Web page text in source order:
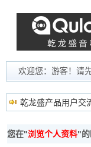
欢迎您：游客！请
乾龙盛产品用户交
您在"浏览个人资料"的